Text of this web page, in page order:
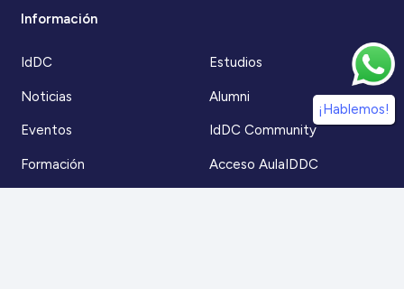
Información
IdDC
Noticias
Eventos
Formación
Estudios
Alumni
IdDC Community
Acceso AulaIDDC
¡Hablemos!